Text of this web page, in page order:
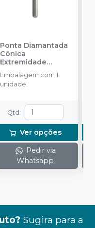
Ponta Diamantada
Cônica
Extremidade
Arredondada FG
KG SORENSEN
Embalagem com 1
unidade.
Qtd :
Ver opções
Pedir via
Whatsapp
Sugira para a